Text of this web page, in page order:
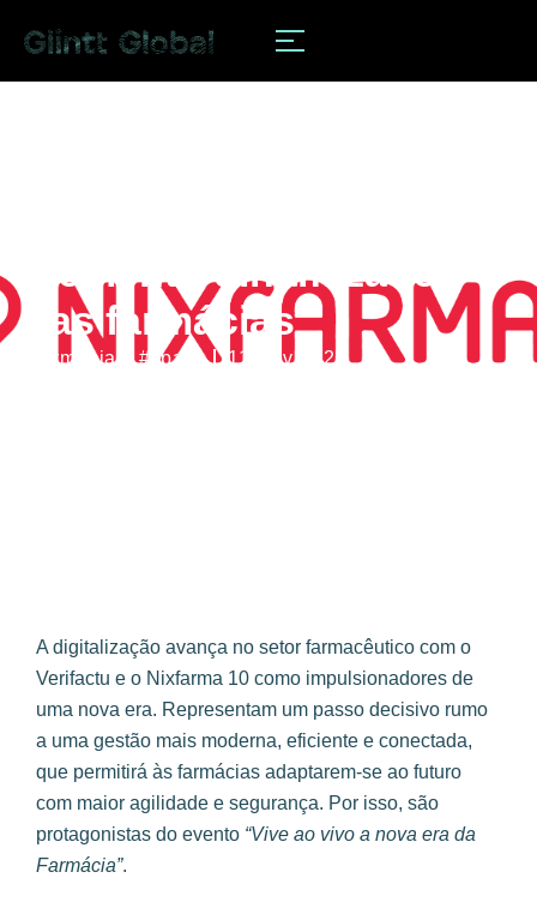
elemento dinamizador
nas farmácias
#farmacias ,#spain 11 Nov 2025
A digitalização avança no setor farmacêutico com o
Verifactu e o Nixfarma 10 como impulsionadores de
uma nova era. Representam um passo decisivo rumo
a uma gestão mais moderna, eficiente e conectada,
que permitirá às farmácias adaptarem-se ao futuro
com maior agilidade e segurança. Por isso, são
protagonistas do evento “Vive ao vivo a nova era da
Farmácia”.